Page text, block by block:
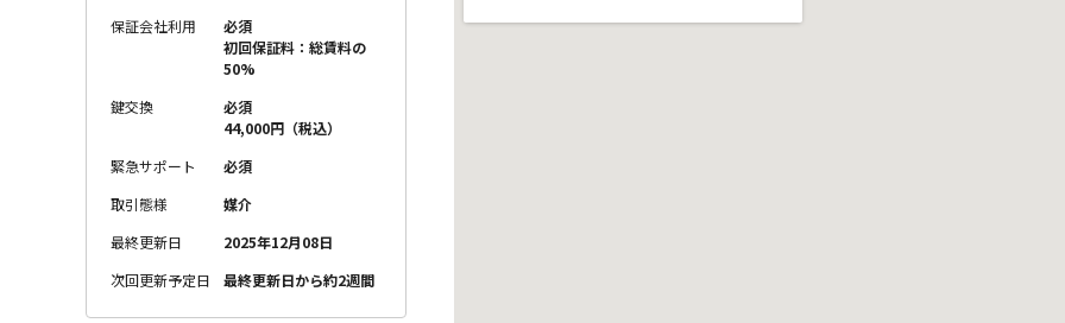
保証会社利用
必須
初回保証料：総賃料の
50%
鍵交換
必須
44,000円（税込）
緊急サポート
必須
取引態様
媒介
最終更新日
2025年12月08日
次回更新予定日
最終更新日から約2週間